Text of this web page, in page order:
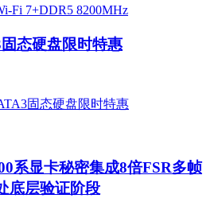
态硬盘限时特惠
系显卡秘密集成8倍FSR多帧
底层验证阶段